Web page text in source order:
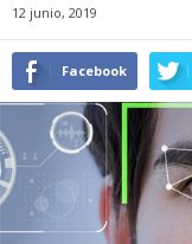
12 junio, 2019
Facebook